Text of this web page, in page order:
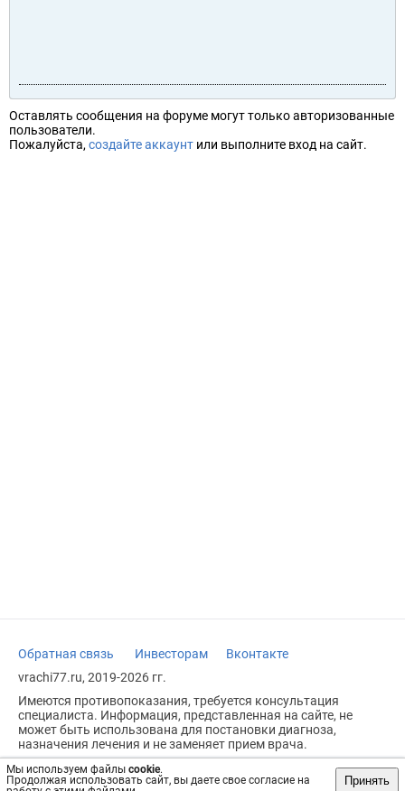
Мы используем файлы cookie.
Продолжая использовать сайт, вы даете свое согласие на
Принять
Оставлять сообщения на форуме могут только авторизованные
пользователи.
Пожалуйста, создайте аккаунт или выполните вход на сайт.
Обратная связь Инвесторам
Вконтакте
vrachi77.ru, 2019-2026 гг.
Имеются противопоказания, требуется консультация
специалиста. Информация, представленная на сайте, не
может быть использована для постановки диагноза,
назначения лечения и не заменяет прием врача.
Возрастное ограничение: 18+